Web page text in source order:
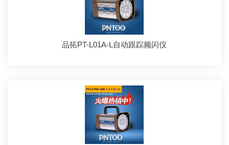
品拓PT-L01A-L自动跟踪频闪仪